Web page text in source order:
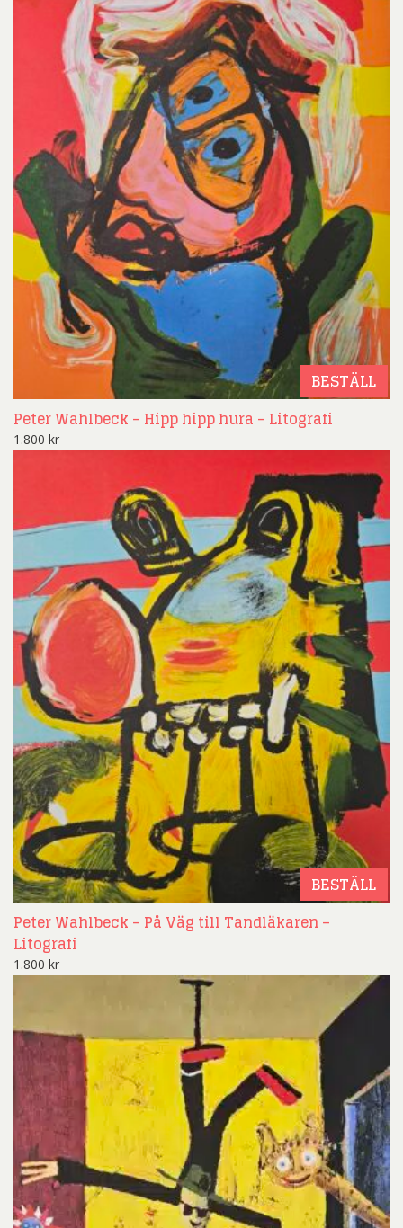
BESTÄLL
Peter Wahlbeck – Hipp hipp hura – Litografi
1.800 kr
BESTÄLL
Peter Wahlbeck – På Väg till Tandläkaren –
Litografi
1.800 kr